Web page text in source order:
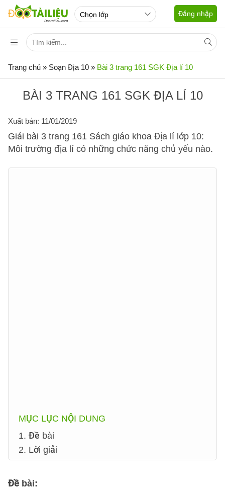
Đăng nhập
Trang chủ » Soạn Địa 10 » Bài 3 trang 161 SGK Địa lí 10
BÀI 3 TRANG 161 SGK ĐỊA LÍ 10
Xuất bản: 11/01/2019
Giải bài 3 trang 161 Sách giáo khoa Địa lí lớp 10:
Môi trường địa lí có những chức năng chủ yếu nào.
MỤC LỤC NỘI DUNG
1. Đề bài
2. Lời giải
Đề bài: